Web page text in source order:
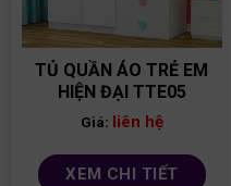
TỦ QUẦN ÁO TRẺ EM
HIỆN ĐẠI TTE05
Giá: liên hệ
XEM CHI TIẾT